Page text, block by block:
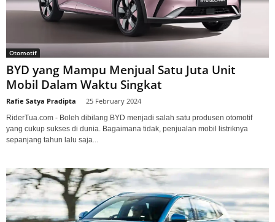
Otomotif
BYD yang Mampu Menjual Satu Juta Unit
Mobil Dalam Waktu Singkat
Rafie Satya Pradipta 25 February 2024
RiderTua.com - Boleh dibilang BYD menjadi salah satu produsen otomotif
yang cukup sukses di dunia. Bagaimana tidak, penjualan mobil listriknya
sepanjang tahun lalu saja...